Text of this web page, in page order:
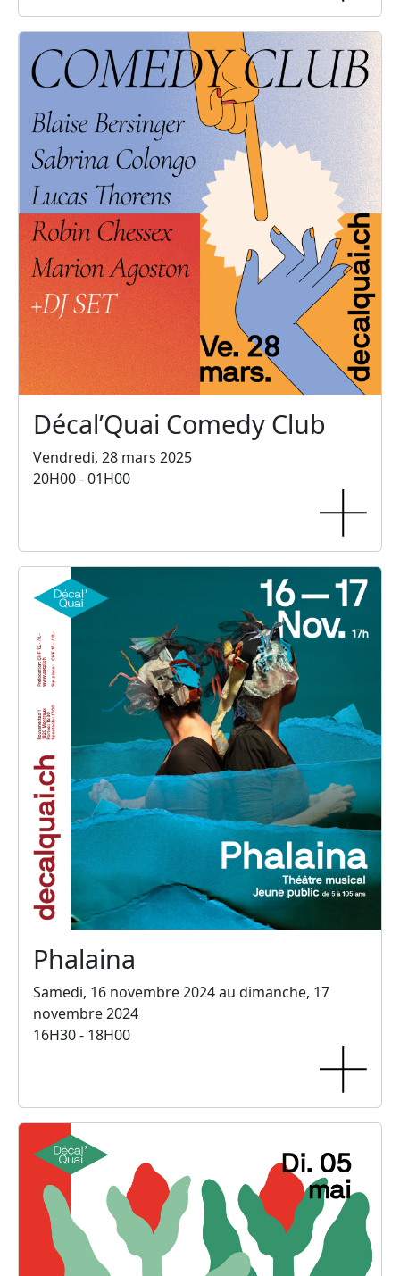
Décal’Quai Comedy Club
Vendredi, 28 mars 2025
20H00 - 01H00
Phalaina
Samedi, 16 novembre 2024 au dimanche, 17
novembre 2024
16H30 - 18H00